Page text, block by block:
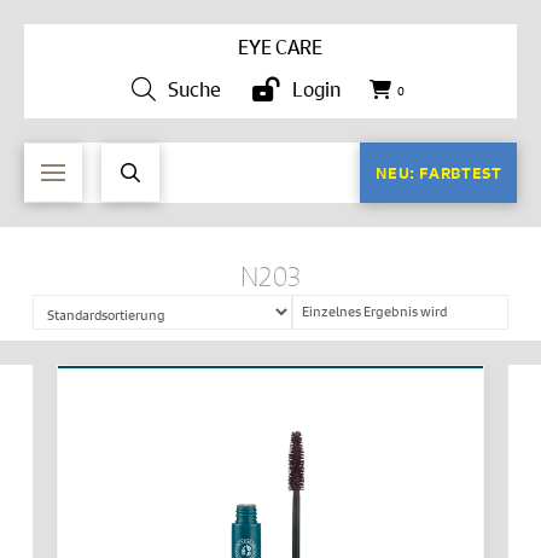
EYE CARE
Suche
Login 0
NEU: FARBTEST
N203
Einzelnes Ergebnis wird
angezeigt